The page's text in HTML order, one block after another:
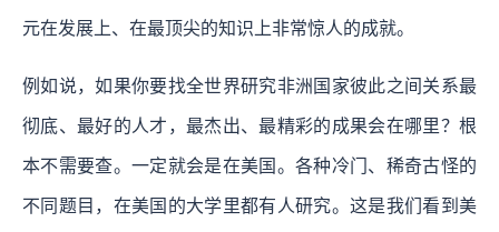
元在发展上、在最顶尖的知识上非常惊人的成就。
例如说，如果你要找全世界研究非洲国家彼此之间关系最
彻底、最好的人才，最杰出、最精彩的成果会在哪里？根
本不需要查。一定就会是在美国。各种冷门、稀奇古怪的
不同题目，在美国的大学里都有人研究。这是我们看到美